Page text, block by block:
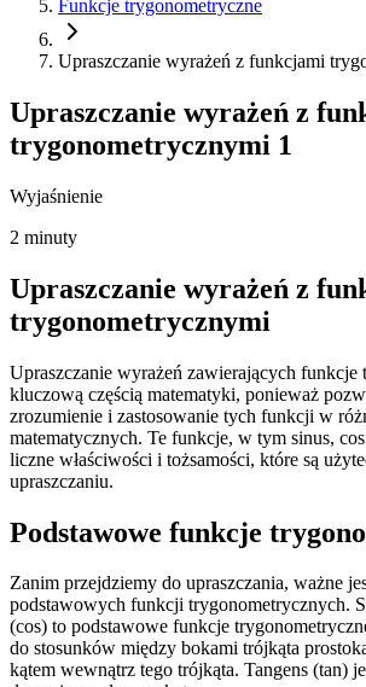
Funkcje trygonometryczne
Upraszczanie wyrażeń z funkcjami
Upraszczanie wyrażeń z
trygonometrycznymi 1
Wyjaśnienie
2 minuty
Upraszczanie wyrażeń z
trygonometrycznymi
Upraszczanie wyrażeń zawierających funkcje
kluczową częścią matematyki, ponieważ
zrozumienie i zastosowanie tych funkcji w
matematycznych. Te funkcje, w tym sinus,
liczne właściwości i tożsamości, które są
upraszczaniu.
Podstawowe funkcje
Zanim przejdziemy do upraszczania, ważne
podstawowych funkcji trygonometrycznych.
(cos) to podstawowe funkcje
do stosunków między bokami trójkąta
kątem wewnątrz tego trójkąta. Tangens (tan)